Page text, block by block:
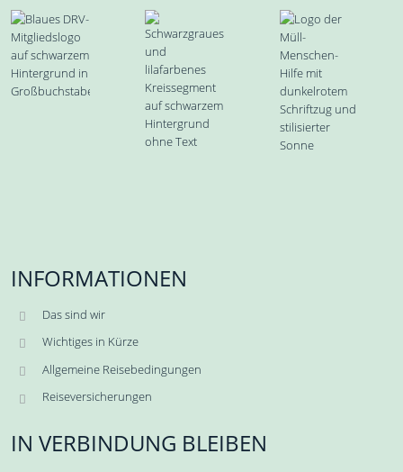
INFORMATIONEN
Das sind wir
Wichtiges in Kürze
Allgemeine Reisebedingungen
Reiseversicherungen
IN VERBINDUNG BLEIBEN